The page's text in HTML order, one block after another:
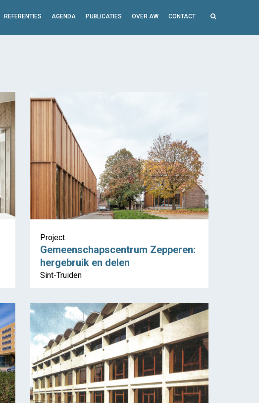
REFERENTIES AGENDA PUBLICATIES OVER AW CONTACT
Project
Gemeenschapscentrum Zepperen:
hergebruik en delen
Sint-Truiden